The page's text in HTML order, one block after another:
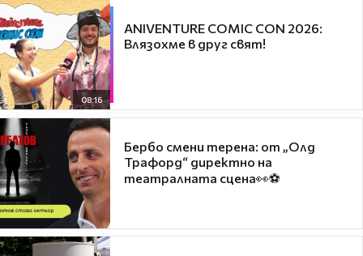
08:16
ANIVENTURE COMIC CON 2026:
Влязохме в друг свят!
Бербо смени терена: от „Олд
Трафорд“ директно на
театралната сцена👀⚽